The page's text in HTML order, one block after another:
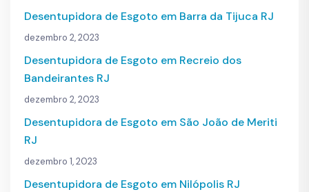
Desentupidora de Esgoto em Barra da Tijuca RJ
dezembro 2, 2023
Desentupidora de Esgoto em Recreio dos
Bandeirantes RJ
dezembro 2, 2023
Desentupidora de Esgoto em São João de Meriti
RJ
dezembro 1, 2023
Desentupidora de Esgoto em Nilópolis RJ